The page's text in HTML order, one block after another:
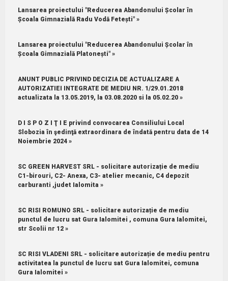
Lansarea proiectului "Reducerea Abandonului Școlar în
Școala Gimnazială Radu Vodă Fetești" »
Lansarea proiectului "Reducerea Abandonului Școlar în
Școala Gimnazială Platonești" »
ANUNT PUBLIC PRIVIND DECIZIA DE ACTUALIZARE A
AUTORIZATIEI INTEGRATE DE MEDIU NR. 1/29.01.2018
actualizata la 13.05.2019, la 03.08.2020 si la 05.02.20 »
D I S P O Z I Ţ I E privind convocarea Consiliului Local
Slobozia în şedinţă extraordinara de îndată pentru data de 14
Noiembrie 2024 »
SC GREEN HARVEST SRL - solicitare autorizație de mediu
C1-birouri, C2- Anexa, C3- atelier mecanic, C4 depozit
carburanti ,judet Ialomita »
SC RISI ROMUNO SRL - solicitare autorizație de mediu
punctul de lucru sat Gura Ialomitei , comuna Gura Ialomitei,
str Scolii nr 12 »
SC RISI VLADENI SRL - solicitare autorizație de mediu pentru
activitatea la punctul de lucru sat Gura Ialomitei, comuna
Gura Ialomitei »